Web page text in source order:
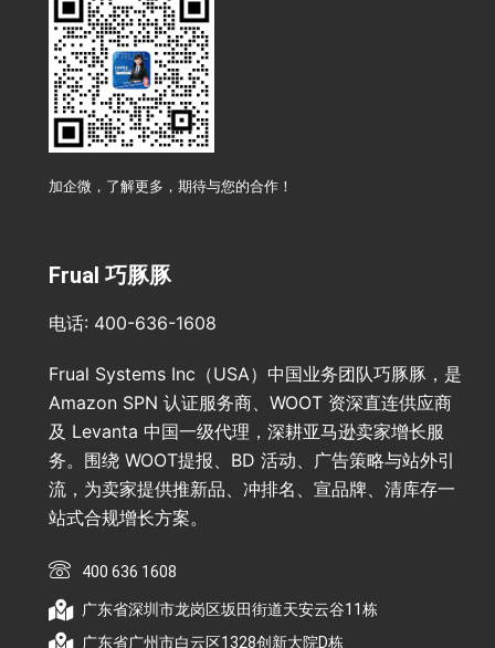
加企微，了解更多，期待与您的合作！
Frual 巧豚豚
电话: 400-636-1608
Frual Systems Inc（USA）中国业务团队巧豚豚，是
Amazon SPN 认证服务商、WOOT 资深直连供应商
及 Levanta 中国一级代理，深耕亚马逊卖家增长服
务。围绕 WOOT提报、BD 活动、广告策略与站外引
流，为卖家提供推新品、冲排名、宣品牌、清库存一
站式合规增长方案。
400 636 1608
广东省深圳市龙岗区坂田街道天安云谷11栋
广东省广州市白云区1328创新大院D栋